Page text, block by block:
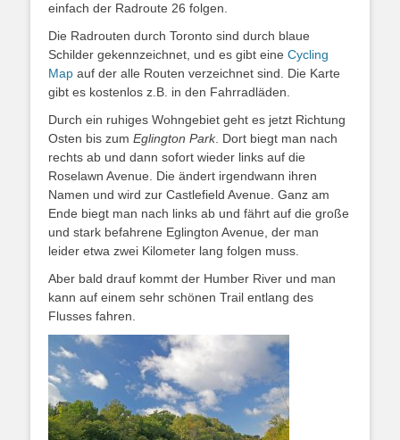
einfach der Radroute 26 folgen.
Die Radrouten durch Toronto sind durch blaue
Schilder gekennzeichnet, und es gibt eine Cycling
Map auf der alle Routen verzeichnet sind. Die Karte
gibt es kostenlos z.B. in den Fahrradläden.
Durch ein ruhiges Wohngebiet geht es jetzt Richtung
Osten bis zum Eglington Park. Dort biegt man nach
rechts ab und dann sofort wieder links auf die
Roselawn Avenue. Die ändert irgendwann ihren
Namen und wird zur Castlefield Avenue. Ganz am
Ende biegt man nach links ab und fährt auf die große
und stark befahrene Eglington Avenue, der man
leider etwa zwei Kilometer lang folgen muss.
Aber bald drauf kommt der Humber River und man
kann auf einem sehr schönen Trail entlang des
Flusses fahren.